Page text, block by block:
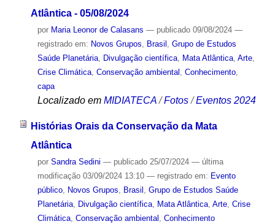
Atlântica - 05/08/2024
por Maria Leonor de Calasans — publicado09/08/2024 —
registrado em: Novos Grupos Brasil Grupo de Estudos
Saúde Planetária, Divulgação científica, Mata Atlântica, Arte,
Crise Climática, Conservação ambiental Conhecimento,
capa
Localizado em MIDIATECA /Fotos /Eventos 2024
Histórias Orais da Conservação da Mata
Atlântica
por Sandra Sedini — publicado25/07/2024 — última
modificação03/09/2024 13:10 — registrado em: Evento
público, Novos Grupos, Brasil , Grupo de Estudos Saúde
Planetária, Divulgação científica, Mata Atlântica, Arte, Crise
Climática, Conservação ambiental , Conhecimento